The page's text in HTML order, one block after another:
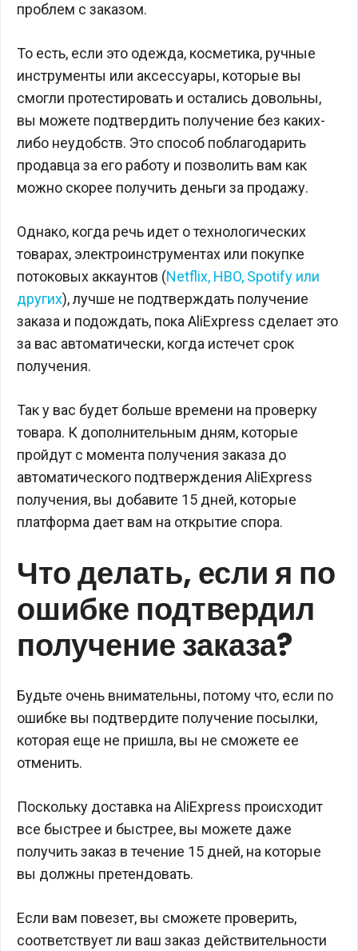
проблем с заказом.
То есть, если это одежда, косметика, ручные
инструменты или аксессуары, которые вы
смогли протестировать и остались довольны,
вы можете подтвердить получение без каких-
либо неудобств. Это способ поблагодарить
продавца за его работу и позволить вам как
можно скорее получить деньги за продажу.
Однако, когда речь идет о технологических
товарах, электроинструментах или покупке
потоковых аккаунтов (Netflix, HBO, Spotify или
других), лучше не подтверждать получение
заказа и подождать, пока AliExpress сделает это
за вас автоматически, когда истечет срок
получения.
Так у вас будет больше времени на проверку
товара. К дополнительным дням, которые
пройдут с момента получения заказа до
автоматического подтверждения AliExpress
получения, вы добавите 15 дней, которые
платформа дает вам на открытие спора.
Что делать, если я по
ошибке подтвердил
получение заказа?
Будьте очень внимательны, потому что, если по
ошибке вы подтвердите получение посылки,
которая еще не пришла, вы не сможете ее
отменить.
Поскольку доставка на AliExpress происходит
все быстрее и быстрее, вы можете даже
получить заказ в течение 15 дней, на которые
вы должны претендовать.
Если вам повезет, вы сможете проверить,
соответствует ли ваш заказ действительности